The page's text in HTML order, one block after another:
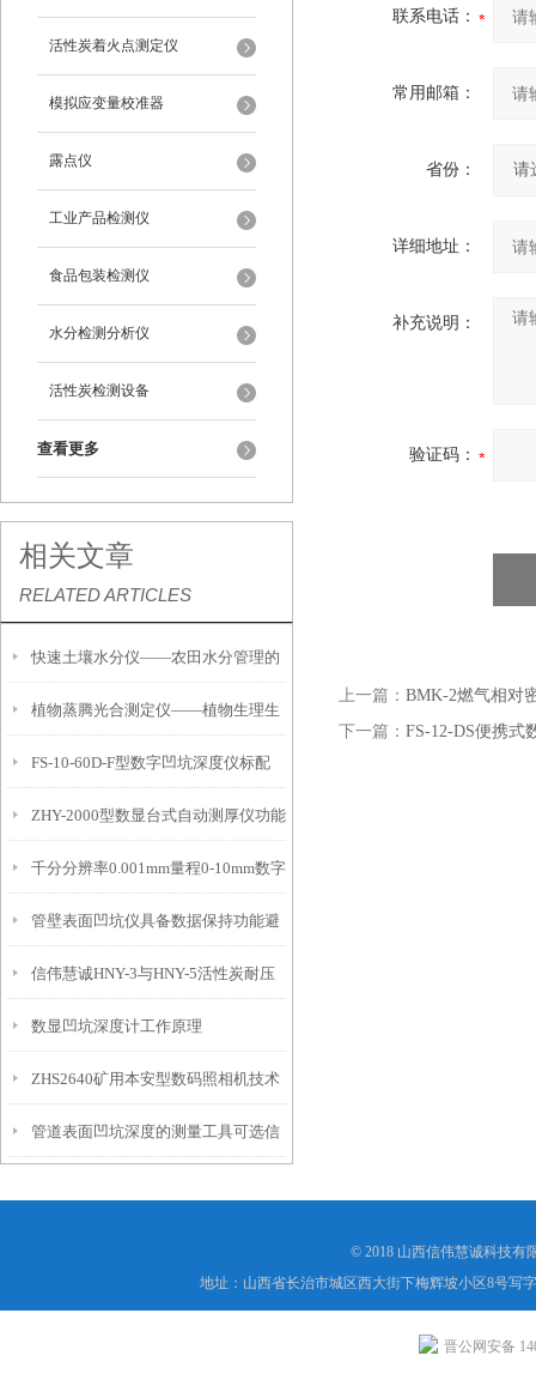
活性炭着火点测定仪
模拟应变量校准器
露点仪
工业产品检测仪
食品包装检测仪
水分检测分析仪
活性炭检测设备
查看更多
相关文章
RELATED ARTICLES
快速土壤水分仪——农田水分管理的
便携式检测工具
植物蒸腾光合测定仪——植物生理生
态的实时监测设备
FS-10-60D-F型数字凹坑深度仪标配
IP54级表头分辨率0.01mm量程
10mm！
ZHY-2000型数显台式自动测厚仪功能
特点
千分分辨率0.001mm量程0-10mm数字
埋头度仪技术参数！
管壁表面凹坑仪具备数据保持功能避
免测试过程中测针移动导致数据变动
信伟慧诚HNY-3与HNY-5活性炭耐压
强度测定仪技术参数！
数显凹坑深度计工作原理
ZHS2640矿用本安型数码照相机技术
参数！
管道表面凹坑深度的测量工具可选信
联系电话：
常用邮箱：
省份：
详细地址：
补充说明：
验证码：
上一篇： BMK-2燃气相对
下一篇： FS-12-DS便携式
© 2018 山西信伟慧诚科技有
地址：山西省长治市城区西大街下梅辉坡小区8号写
晋公网安备